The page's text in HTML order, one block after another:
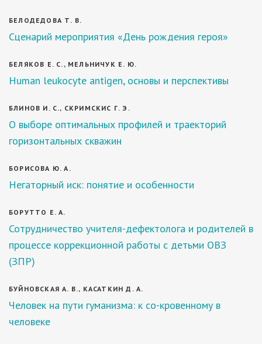
БЕЛОДЕДОВА Т. В.
Сценарий мероприятия «День рождения героя»
БЕЛЯКОВ Е. С., МЕЛЬНИЧУК Е. Ю.
Human leukocyte antigen, основы и перспективы
БЛИНОВ И. С., СКРИМСКИС Г. Э.
О выборе оптимальных профилей и траекторий
горизонтальных скважин
БОРИСОВА Ю. А.
Негаторный иск: понятие и особенности
БОРУТТО Е. А.
Сотрудничество учителя-дефектолога и родителей в
процессе коррекционной работы с детьми ОВЗ
(ЗПР)
БУЙНОВСКАЯ А. В., КАСАТКИН Д. А.
Человек на пути гуманизма: к со-кровенному в
человеке